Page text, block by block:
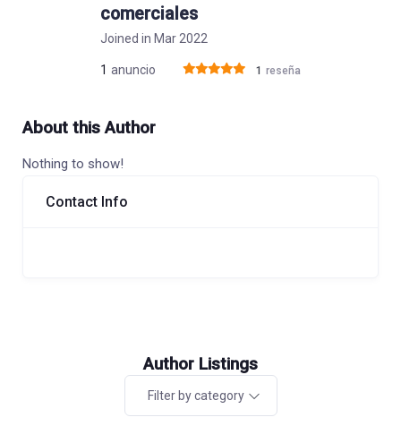
comerciales
Joined in Mar 2022
1 anuncio 1 reseña
About this Author
Nothing to show!
Contact Info
Author Listings
Filter by category